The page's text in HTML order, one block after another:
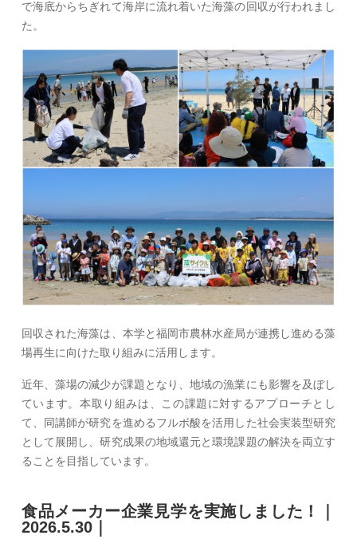
で海底からちぎれて海岸に流れ着いた海藻の回収が行われまし
た。
回収された海藻は、本学と福岡市農林水産局が連携し進める藻
場再生に向けた取り組みに活用します。
近年、藻場の減少が課題となり、地域の漁業にも影響を及ぼし
ています。本取り組みは、この課題に対するアプローチとし
て、同講師が研究を進めるフルボ酸を活用した社会実装型研究
として展開し、研究成果の地域還元と環境課題の解決を両立す
ることを目指しています。
食品メーカー企業見学を実施しました！｜
2026.5.30｜